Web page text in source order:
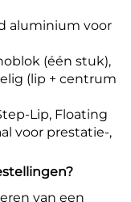
aluminium voor
(één stuk),
(lip + centrum
Lip, Floating
voor prestatie-,
van een